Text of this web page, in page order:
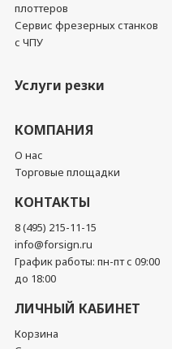
плоттеров
Сервис фрезерных станков
с ЧПУ
Услуги резки
КОМПАНИЯ
О нас
Торговые площадки
КОНТАКТЫ
8 (495) 215-11-15
info@forsign.ru
График работы: пн-пт с 09:00
до 18:00
ЛИЧНЫЙ КАБИНЕТ
Корзина